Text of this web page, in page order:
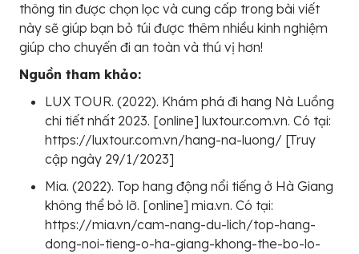
thông tin được chọn lọc và cung cấp trong bài viết
này sẽ giúp bạn bỏ túi được thêm nhiều kinh nghiệm
giúp cho chuyến đi an toàn và thú vị hơn!
Nguồn tham khảo:
LUX TOUR. (2022). Khám phá đi hang Nà Luồng
chi tiết nhất 2023. [online] luxtour.com.vn. Có tại:
https://luxtour.com.vn/hang-na-luong/ [Truy
cập ngày 29/1/2023]
Mia. (2022). Top hang động nổi tiếng ở Hà Giang
không thể bỏ lỡ. [online] mia.vn. Có tại:
https://mia.vn/cam-nang-du-lich/top-hang-
dong-noi-tieng-o-ha-giang-khong-the-bo-lo-